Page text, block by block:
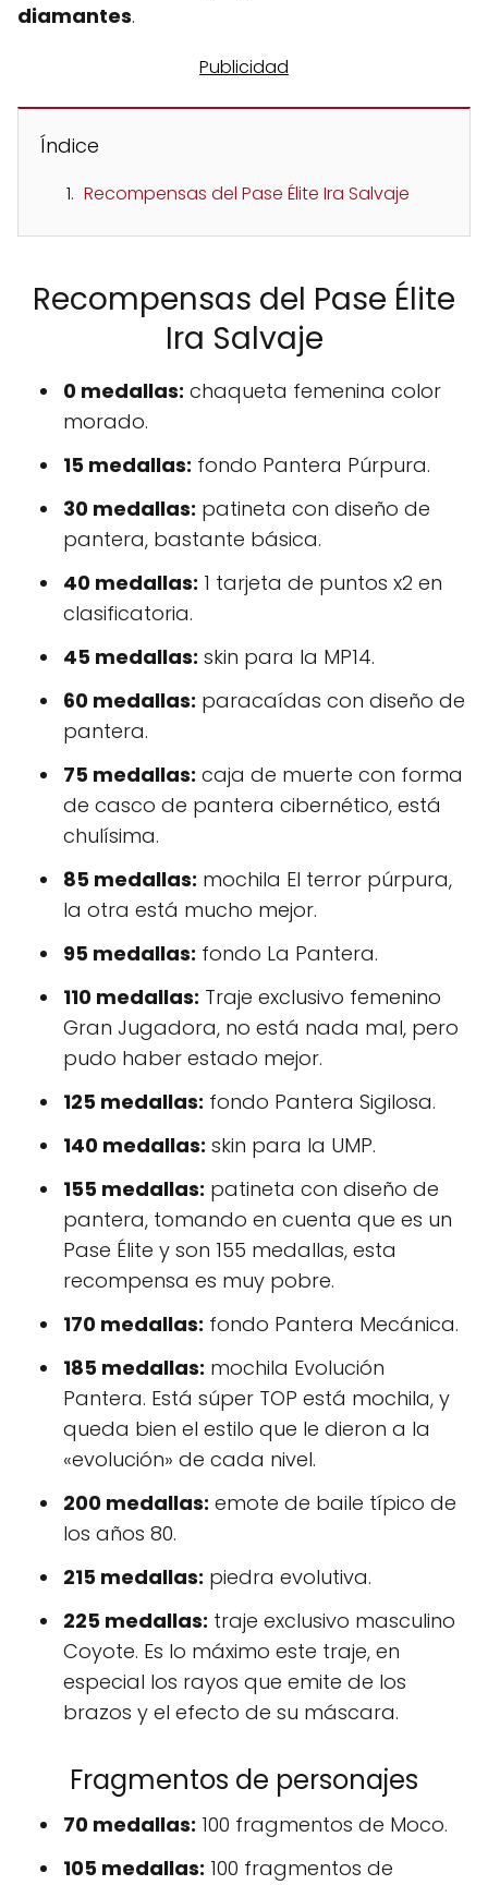
diamantes.
Índice
Recompensas del Pase Élite Ira Salvaje
Recompensas del Pase Élite
Ira Salvaje
0 medallas: chaqueta femenina color
morado.
15 medallas: fondo Pantera Púrpura.
30 medallas: patineta con diseño de
pantera, bastante básica.
40 medallas: 1 tarjeta de puntos x2 en
clasificatoria.
45 medallas: skin para la MP14.
60 medallas: paracaídas con diseño de
pantera.
75 medallas: caja de muerte con forma
de casco de pantera cibernético, está
chulísima.
85 medallas: mochila El terror púrpura,
la otra está mucho mejor.
95 medallas: fondo La Pantera.
110 medallas: Traje exclusivo femenino
Gran Jugadora, no está nada mal, pero
pudo haber estado mejor.
125 medallas: fondo Pantera Sigilosa.
140 medallas: skin para la UMP.
155 medallas: patineta con diseño de
pantera, tomando en cuenta que es un
Pase Élite y son 155 medallas, esta
recompensa es muy pobre.
170 medallas: fondo Pantera Mecánica.
185 medallas: mochila Evolución
Pantera. Está súper TOP está mochila, y
queda bien el estilo que le dieron a la
«evolución» de cada nivel.
200 medallas: emote de baile típico de
los años 80.
215 medallas: piedra evolutiva.
225 medallas: traje exclusivo masculino
Coyote. Es lo máximo este traje, en
especial los rayos que emite de los
brazos y el efecto de su máscara.
Fragmentos de personajes
70 medallas: 100 fragmentos de Moco.
105 medallas: 100 fragmentos de